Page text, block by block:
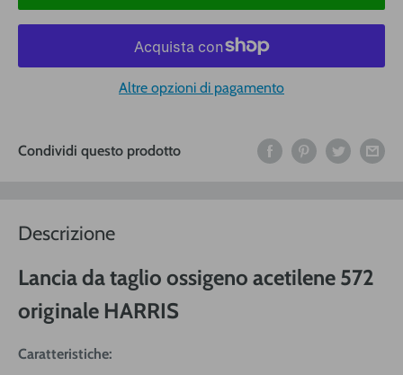
Altre opzioni di pagamento
Condividi questo prodotto
Descrizione
Lancia da taglio ossigeno acetilene 572
originale HARRIS
Caratteristiche: